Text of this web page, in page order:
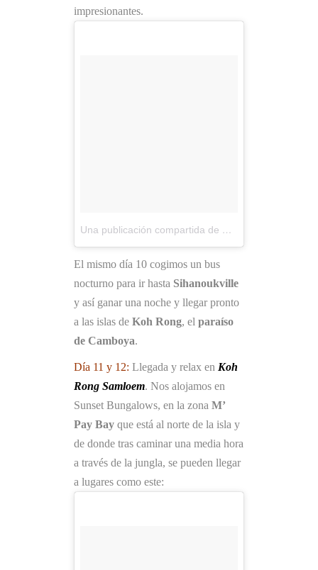
impresionantes.
Una publicación compartida de Viajes Mochileros (@viajesmochileros)
El mismo día 10 cogimos un bus
nocturno para ir hasta Sihanoukville
y así ganar una noche y llegar pronto
a las islas de Koh Rong, el paraíso
de Camboya.
Día 11 y 12: Llegada y relax en Koh
Rong Samloem. Nos alojamos en
Sunset Bungalows, en la zona M’
Pay Bay que está al norte de la isla y
de donde tras caminar una media hora
a través de la jungla, se pueden llegar
a lugares como este: